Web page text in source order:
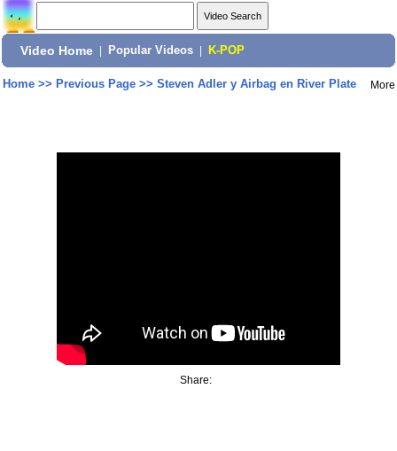
Video Home Popular Videos K-POP
Home>> Previous Page>> Steven Adler y Airbag en River Plate More
Share: